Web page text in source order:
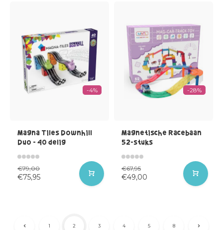
-4%
Magna Tiles Downhill
Duo - 40 delig
€79,00
€75,95
-28%
Magnetische Racebaan
52-stuks
€67,95
€49,00
1 2 3 4 5 8